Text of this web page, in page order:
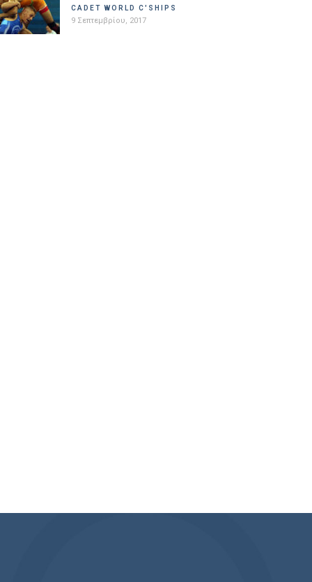
CADET WORLD C'SHIPS
9 Σεπτεμβρίου, 2017